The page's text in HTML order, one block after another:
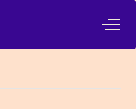
Off-